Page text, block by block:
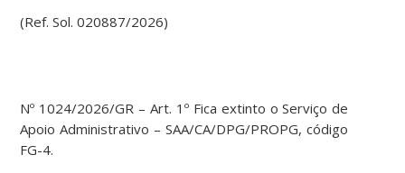
(Ref. Sol. 020887/2026)
Nº 1024/2026/GR – Art. 1º Fica extinto o Serviço de
Apoio Administrativo – SAA/CA/DPG/PROPG, código
FG-4.